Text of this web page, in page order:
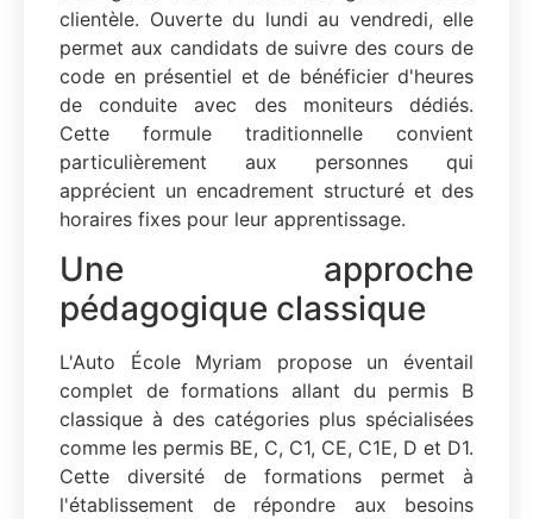
clientèle. Ouverte du lundi au vendredi, elle
permet aux candidats de suivre des cours de
code en présentiel et de bénéficier d'heures
de conduite avec des moniteurs dédiés.
Cette formule traditionnelle convient
particulièrement aux personnes qui
apprécient un encadrement structuré et des
horaires fixes pour leur apprentissage.
Une approche
pédagogique classique
L'Auto École Myriam propose un éventail
complet de formations allant du permis B
classique à des catégories plus spécialisées
comme les permis BE, C, C1, CE, C1E, D et D1.
Cette diversité de formations permet à
l'établissement de répondre aux besoins